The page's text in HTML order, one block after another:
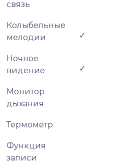
связь
Колыбельные
мелодии
✓
Ночное
видение
✓
Монитор
дыхания
Термометр
Функция
записи